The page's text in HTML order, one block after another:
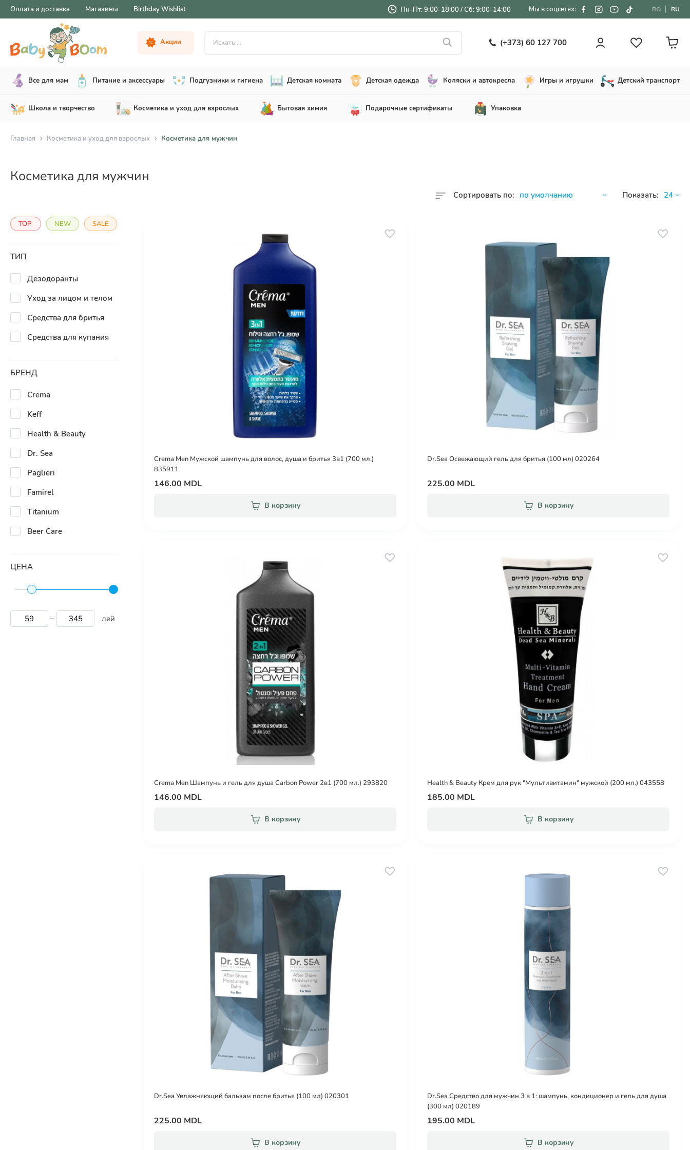
Оплата и доставка Магазины Birthday Wishlist Пн-Пт: 9:00-18:00 / Сб: 9:00-14:00 Мы в соцсетях: RO RU
Акции (+373) 60 127 700
Все для мам Питание и аксессуары Подгузники и гигиена Детская комната Детская одежда Коляски и автокресла Игры и игрушки Детский транспорт
Школа и творчество Косметика и уход для взрослых Бытовая химия Подарочные сертификаты Упаковка
Главная Косметика и уход для взрослых Косметика для мужчин
Косметика для мужчин
Сортировать по: Показать:
TOP NEW SALE
ТИП
Дезодоранты
Уход за лицом и телом
Средства для бритья
Средства для купания
БРЕНД
Crema
Keff
Health & Beauty
Dr. Sea
Paglieri
Famirel
Titanium
Beer Care
ЦЕНА
лей
Crema Men Мужской шампунь для волос, душа и бритья 3в1 (700 мл.)
835911
146.00 MDL
В корзину
Dr.Sea Освежающий гель для бритья (100 мл) 020264
225.00 MDL
В корзину
Crema Men Шампунь и гель для душа Carbon Power 2в1 (700 мл.) 293820
146.00 MDL
В корзину
Health & Beauty Крем для рук "Мультивитамин" мужской (200 мл.) 043558
185.00 MDL
В корзину
Dr.Sea Увлажняющий бальзам после бритья (100 мл) 020301
225.00 MDL
В корзину
Dr.Sea Средство для мужчин 3 в 1: шампунь, кондиционер и гель для душа
(300 мл) 020189
195.00 MDL
В корзину